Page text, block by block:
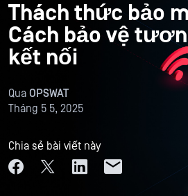
Thách thức bảo
Cách bảo vệ
kết nối
Qua OPSWAT
Tháng 5 5, 2025
Chia sẻ bài viết này